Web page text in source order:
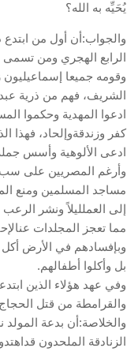
يُحَيِّه به الله؟
والجواب:أن أول من
الرابع الهجري ومن تسمى
وقومه جميعا إسماعيليون
الشريف، فهم من ذرية عبد
ادعوا المهدية وحكموا
كفر وزندقةوإلحاد، فهذا
ادعى الألوهية وأسس جملة
وأرغم المصريين على
مساجد المسلمين ومنع
إلى العملليلاً ونشر
مما تعجز المجلدات
وبإفسادهم في الأرض أكل
بل وأكلوا أطفالهم.
وفي عهد هؤلاء الذين
والقرامطة من قتل
والخلاصة:أن بدعة
الزنادقة الملحدون